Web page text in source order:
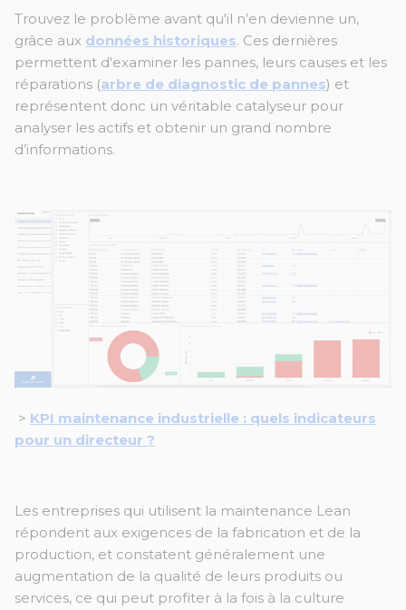
Trouvez le problème avant qu'il n’en devienne un,
grâce aux données historiques. Ces dernières
permettent d'examiner les pannes, leurs causes et les
réparations (arbre de diagnostic de pannes) et
représentent donc un véritable catalyseur pour
analyser les actifs et obtenir un grand nombre
d’informations.
> KPI maintenance industrielle : quels indicateurs
pour un directeur ?
Les entreprises qui utilisent la maintenance Lean
répondent aux exigences de la fabrication et de la
production, et constatent généralement une
augmentation de la qualité de leurs produits ou
services, ce qui peut profiter à la fois à la culture